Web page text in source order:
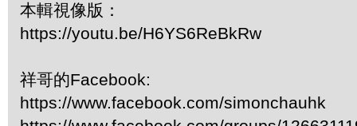
本輯視像版：
https://youtu.be/H6YS6ReBkRw
祥哥的Facebook:
https://www.facebook.com/simonchauhk